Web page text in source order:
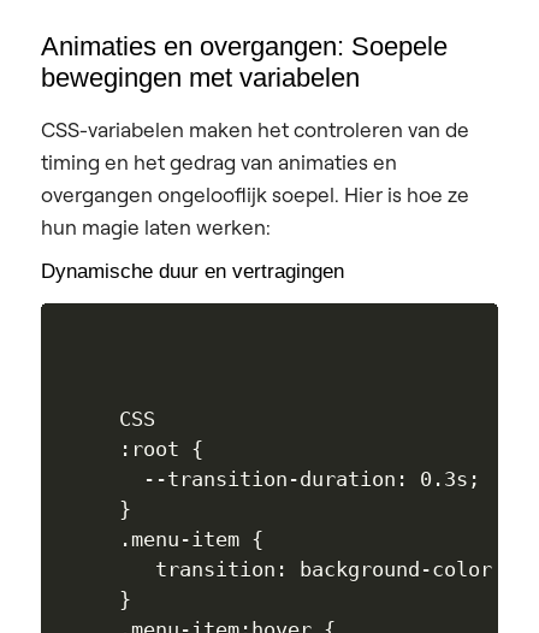
Animaties en overgangen: Soepele
bewegingen met variabelen
CSS-variabelen maken het controleren van de
timing en het gedrag van animaties en
overgangen ongelooflijk soepel. Hier is hoe ze
hun magie laten werken:
Dynamische duur en vertragingen
CSS
:root {
  --transition-duration: 0.3s;
}
.menu-item {
transition: background-color
}